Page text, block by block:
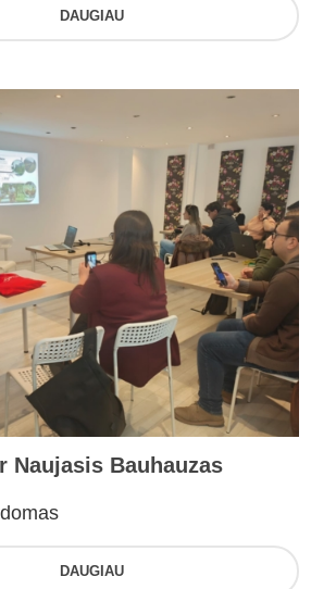
DAUGIAU
Naujasis Bauhauzas
DAUGIAU